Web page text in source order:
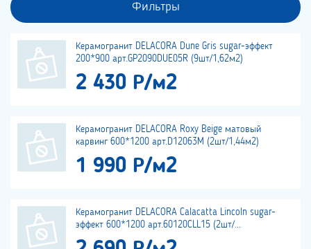
Фильтры
Керамогранит DELACORA Dune Gris sugar-эффект
200*900 арт.GP2090DUE05R (9шт/1,62м2)
2 430 Р/м2
Керамогранит DELACORA Roxy Beige матовый
карвинг 600*1200 арт.D12063M (2шт/1,44м2)
1 990 Р/м2
Керамогранит DELACORA Calacatta Lincoln sugar-
эффект 600*1200 арт.60120CLL15 (2шт/...